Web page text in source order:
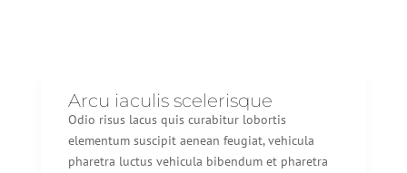
Arcu iaculis scelerisque
Odio risus lacus quis curabitur lobortis
elementum suscipit aenean feugiat, vehicula
pharetra luctus vehicula bibendum et pharetra